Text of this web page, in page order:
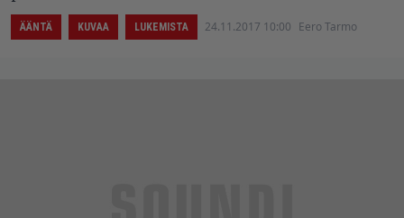
ÄÄNTÄ KUVAA LUKEMISTA 24.11.2017 10:00 Eero Tarmo